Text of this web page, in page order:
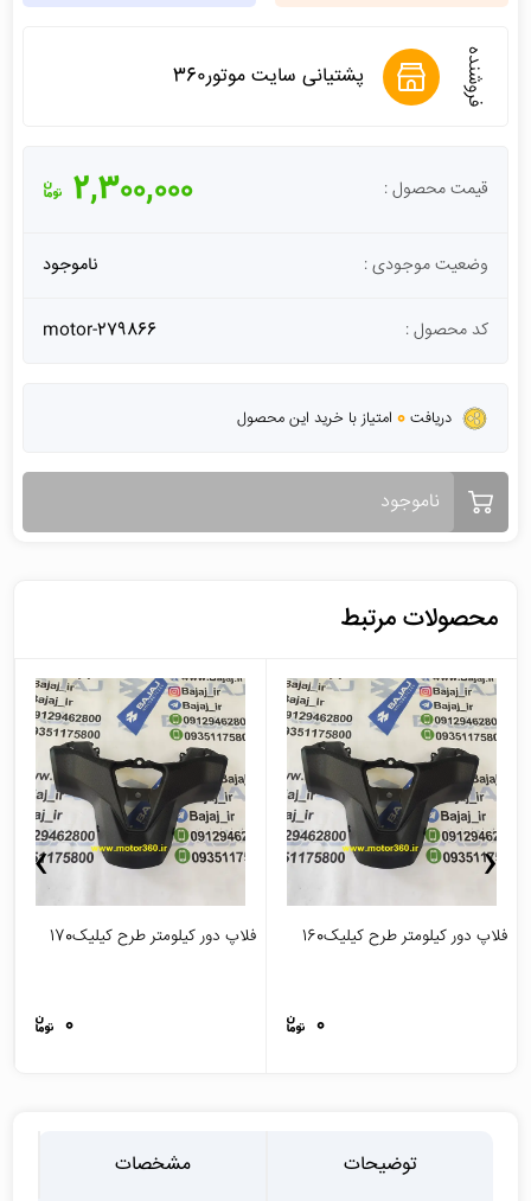
فروشنده پشتیانی سایت موتور360
قیمت محصول : 2,300,000
وضعیت موجودی : ناموجود
کد محصول : motor-279866
دریافت 0امتیاز با خرید این محصول
ناموجود
محصولات مرتبط
فلاپ دور کیلومتر طرح کیلیک160
0
فلاپ دور کیلومتر طرح کیلیک170
0
‹
›
توضیحات مشخصات